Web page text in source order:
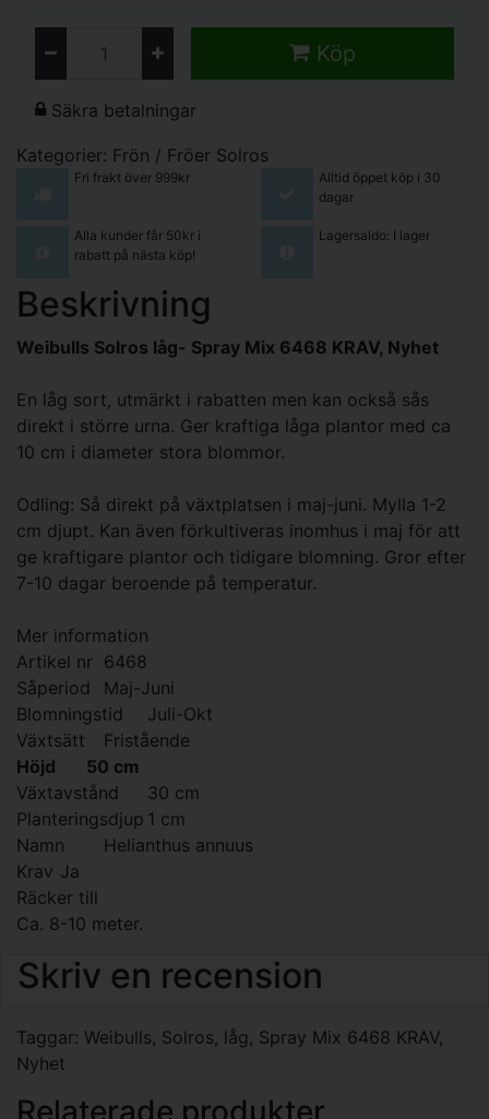
Köp
Säkra betalningar
Kategorier: Frön / Fröer Solros
Fri frakt över 999kr
Alltid öppet köp i 30
dagar
Alla kunder får 50kr i
rabatt på nästa köp!
Lagersaldo: I lager
Beskrivning
Weibulls Solros låg- Spray Mix 6468 KRAV, Nyhet
En låg sort, utmärkt i rabatten men kan också sås
direkt i större urna. Ger kraftiga låga plantor med ca
10 cm i diameter stora blommor.
Odling: Så direkt på växtplatsen i maj-juni. Mylla 1-2
cm djupt. Kan även förkultiveras inomhus i maj för att
ge kraftigare plantor och tidigare blomning. Gror efter
7-10 dagar beroende på temperatur.
Mer information
Artikel nr 6468
Såperiod
Maj-Juni
Blomningstid
Juli-Okt
Växtsätt
Fristående
Höjd
50 cm
Växtavstånd
30 cm
Planteringsdjup 1 cm
Namn
Helianthus annuus
Krav Ja
Räcker till
Ca. 8-10 meter.
Skriv en recension
Taggar: Weibulls, Solros, låg , Spray Mix 6468 KRAV,
Nyhet
Relaterade produkter